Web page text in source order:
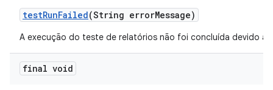
testRunFailed(String errorMessage)
A execução do teste de relatórios não foi concluída devido a
final void